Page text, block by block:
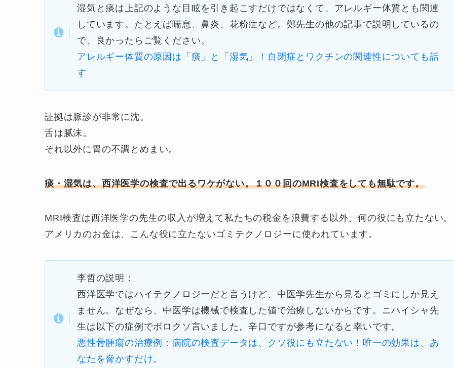
湿気と痰は上記のような目眩を引き起こすだけではなくて、アレルギー体質とも関連
しています。たとえば喘息、鼻炎、花粉症など。鄭先生の他の記事で説明しているの
で、良かったらご覧ください。
アレルギー体質の原因は「痰」と「湿気」！自閉症とワクチンの関連性についても話
す
証拠は脈診が非常に沈。
舌は腻沫。
それ以外に胃の不調とめまい。
痰・湿気は、西洋医学の検査で出るワケがない。１００回のMRI検査をしても無駄です。
MRI検査は西洋医学の先生の収入が増えて私たちの税金を浪費する以外、何の役にも立たない。
アメリカのお金は、こんな役に立たないゴミテクノロジーに使われています。
李哲の説明：
西洋医学ではハイテクノロジーだと言うけど、中医学先生から見るとゴミにしか見え
ません。なぜなら、中医学は機械で検査した値で治療しないからです。ニハイシャ先
生は以下の症例でボロクソ言いました。辛口ですが参考になると幸いです。
悪性骨腫瘍の治療例：病院の検査データは、クソ役にも立たない！唯一の効果は、あ
なたを脅かすだけ。